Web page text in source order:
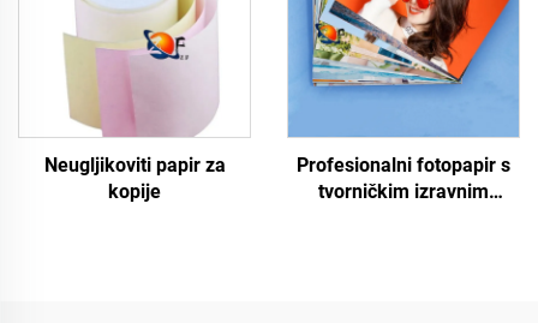
Neugljikoviti papir za
kopije
Profesionalni fotopapir s
tvorničkim izravnim